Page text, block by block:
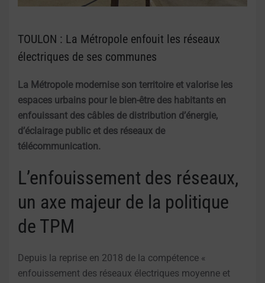
TOULON : La Métropole enfouit les réseaux
électriques de ses communes
La Métropole modernise son territoire et valorise les
espaces urbains pour le bien-être des habitants en
enfouissant des câbles de distribution d’énergie,
d’éclairage public et des réseaux de
télécommunication.
L’enfouissement des réseaux,
un axe majeur de la politique
de TPM
Depuis la reprise en 2018 de la compétence «
enfouissement des réseaux électriques moyenne et